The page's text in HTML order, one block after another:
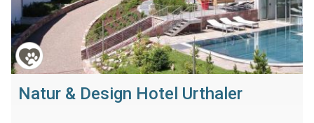
Natur & Design Hotel Urthaler